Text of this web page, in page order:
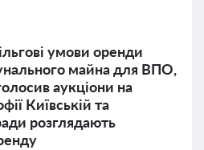
умови оренди
майна для ВПО,
аукціони на
Київській та
розглядають